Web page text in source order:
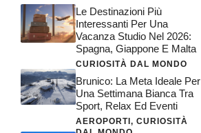
Le Destinazioni Più
Interessanti Per Una
Vacanza Studio Nel 2026:
Spagna, Giappone E Malta
CURIOSITÀ DAL MONDO
Brunico: La Meta Ideale Per
Una Settimana Bianca Tra
Sport, Relax Ed Eventi
AEROPORTI, CURIOSITÀ